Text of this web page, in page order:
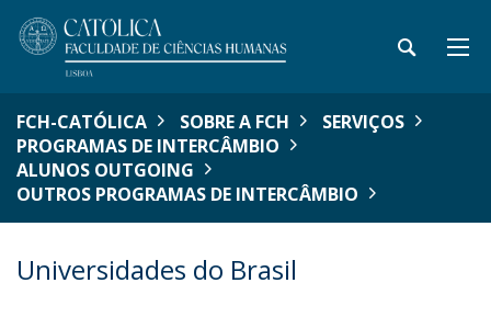
FCH-CATÓLICA SOBRE A FCH
SERVIÇOS
PROGRAMAS DE INTERCÂMBIO
ALUNOS OUTGOING
OUTROS PROGRAMAS DE INTERCÂMBIO
Universidades do Brasil